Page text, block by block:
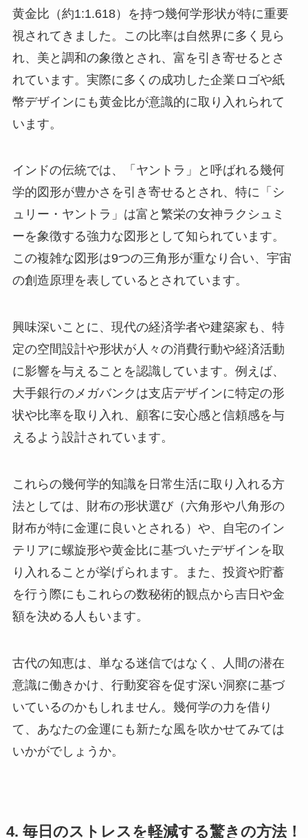
黄金比（約1:1.618）を持つ幾何学形状が特に重要
視されてきました。この比率は自然界に多く見ら
れ、美と調和の象徴とされ、富を引き寄せるとさ
れています。実際に多くの成功した企業ロゴや紙
幣デザインにも黄金比が意識的に取り入れられて
います。
インドの伝統では、「ヤントラ」と呼ばれる幾何
学的図形が豊かさを引き寄せるとされ、特に「シ
ュリー・ヤントラ」は富と繁栄の女神ラクシュミ
ーを象徴する強力な図形として知られています。
この複雑な図形は9つの三角形が重なり合い、宇宙
の創造原理を表しているとされています。
興味深いことに、現代の経済学者や建築家も、特
定の空間設計や形状が人々の消費行動や経済活動
に影響を与えることを認識しています。例えば、
大手銀行のメガバンクは支店デザインに特定の形
状や比率を取り入れ、顧客に安心感と信頼感を与
えるよう設計されています。
これらの幾何学的知識を日常生活に取り入れる方
法としては、財布の形状選び（六角形や八角形の
財布が特に金運に良いとされる）や、自宅のイン
テリアに螺旋形や黄金比に基づいたデザインを取
り入れることが挙げられます。また、投資や貯蓄
を行う際にもこれらの数秘術的観点から吉日や金
額を決める人もいます。
古代の知恵は、単なる迷信ではなく、人間の潜在
意識に働きかけ、行動変容を促す深い洞察に基づ
いているのかもしれません。幾何学の力を借り
て、あなたの金運にも新たな風を吹かせてみては
いかがでしょうか。
4. 毎日のストレスを軽減する驚きの方法！